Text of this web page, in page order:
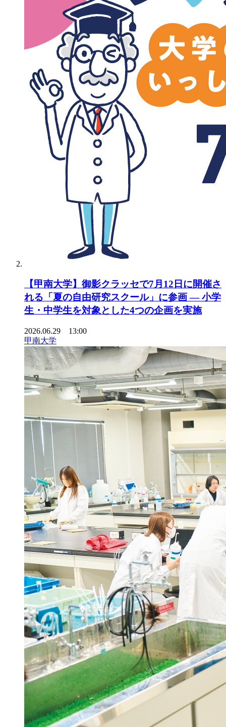
【甲南大学】御影クラッセで7月12日に開催さ
れる「夏の自由研究スクール」に参画 ― 小学
生・中学生を対象とした4つの企画を実施
2026.06.29 13:00
甲南大学